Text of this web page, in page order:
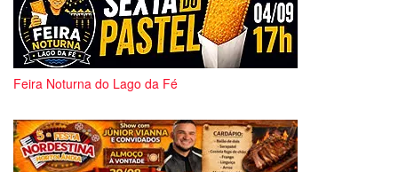
Feira Noturna do Lago da Fé